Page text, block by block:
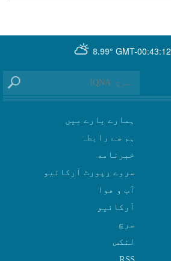
GMT-00:43:12
8.99°
ہمارے بارے میں
ہم سے رابطہ
سروے رپورٹ آرکائیو
آب و هوا
سرچ
لنکس